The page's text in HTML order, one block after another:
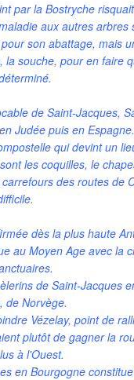
par la Bostryche
aux autres
son abattage, mais
souche, pour en faire
de Saint-Jacques,
Judée puis en
qui devint un
les coquilles, le
des routes de
dès la plus haute
au Moyen Age avec la
de Saint-Jacques
de Norvège.
Vézelay, point de
plutôt de gagner la
à l'Ouest.
en Bourgogne